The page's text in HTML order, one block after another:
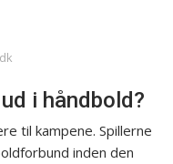
i håndbold?
til kampene. Spillerne
inden den